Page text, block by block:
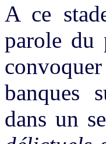
A ce
parole du
banques
dans un